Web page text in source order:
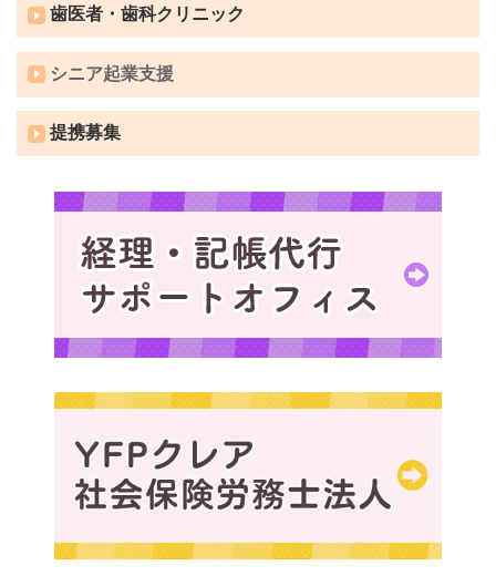
歯医者・歯科クリニック
シニア起業支援
提携募集